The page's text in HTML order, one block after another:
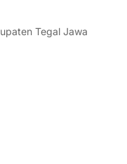
Tegal Jawa